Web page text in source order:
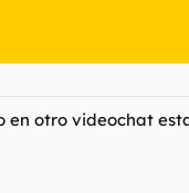
en otro videochat